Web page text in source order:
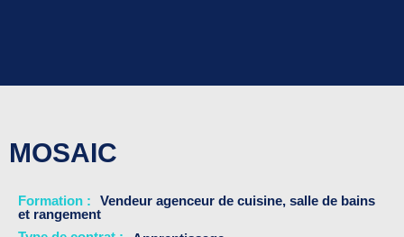
MOSAIC
Formation
Vendeur agenceur de cuisine, salle de bains
et rangement